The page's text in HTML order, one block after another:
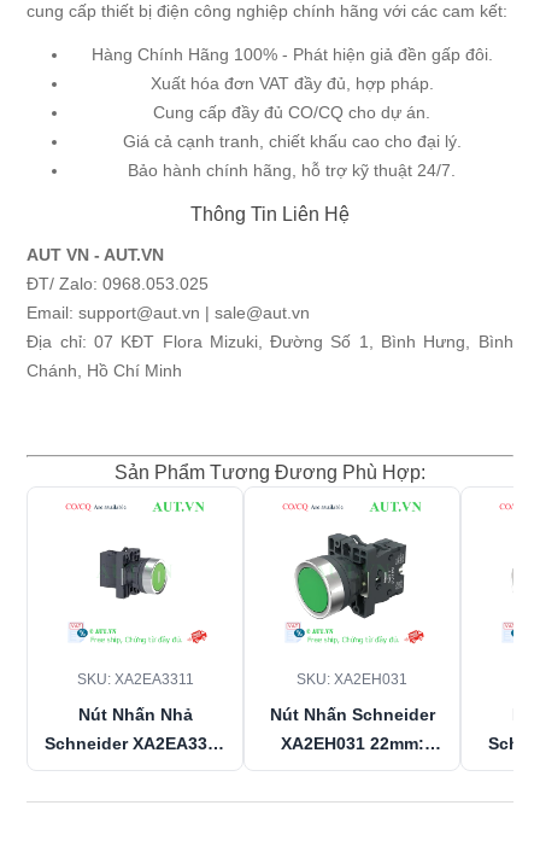
cung cấp thiết bị điện công nghiệp chính hãng với các cam kết:
Hàng Chính Hãng 100% - Phát hiện giả đền gấp đôi.
Xuất hóa đơn VAT đầy đủ, hợp pháp.
Cung cấp đầy đủ CO/CQ cho dự án.
Giá cả cạnh tranh, chiết khấu cao cho đại lý.
Bảo hành chính hãng, hỗ trợ kỹ thuật 24/7.
Thông Tin Liên Hệ
AUT VN - AUT.VN
ĐT/ Zalo: 0968.053.025
Email: support@aut.vn | sale@aut.vn
Địa chỉ: 07 KĐT Flora Mizuki, Đường Số 1, Bình Hưng, Bình
Chánh, Hồ Chí Minh
Sản Phẩm Tương Đương Phù Hợp:
SKU: XA2EA3311
Nút Nhấn Nhả
SchneiderXA2EA3311
22mm - 1NO, Xanh Lá,
Bền Bỉ Chính Hãng
SKU:XA2EH031
Nút Nhấn Schneider
XA2EH03122mm:
Nhấn Nhả, Xanh Lá,
Chuẩn IP66 Bền Bỉ -
22mm
Bền